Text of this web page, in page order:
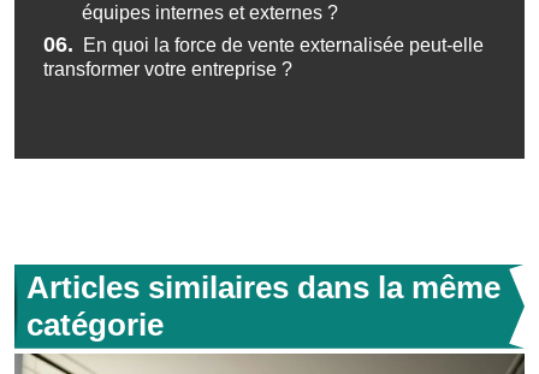
équipes internes et externes ?
06.
En quoi la force de vente externalisée peut-elle
transformer votre entreprise ?
Articles similaires dans la même
catégorie